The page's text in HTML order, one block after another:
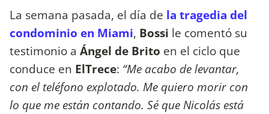
La semana pasada, el día de la tragedia del
condominio en Miami, Bossi le comentó su
testimonio a Ángel de Brito en el ciclo que
conduce en ElTrece: “Me acabo de levantar,
con el teléfono explotado. Me quiero morir con
lo que me están contando. Sé que Nicolás está